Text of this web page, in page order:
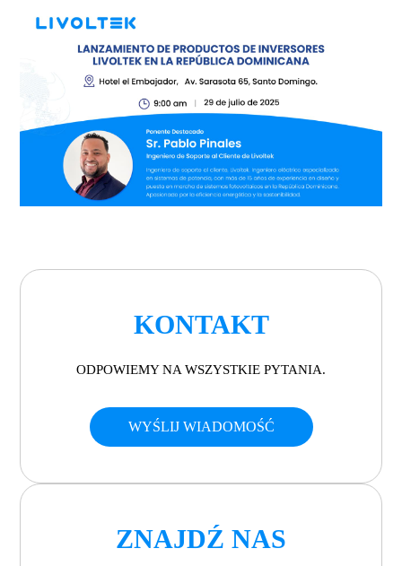
KONTAKT
ODPOWIEMY NA WSZYSTKIE PYTANIA.
WYŚLIJ WIADOMOŚĆ
ZNAJDŹ NAS